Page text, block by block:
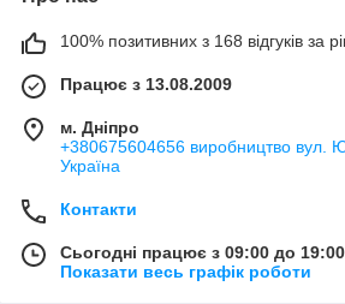
100% позитивних з 168 відгуків за
Працює з 13.08.2009
м. Дніпро
+380675604656 виробництво вул.
Україна
Контакти
Сьогодні працює з 09:00 до 19:00
Показати весь графік роботи